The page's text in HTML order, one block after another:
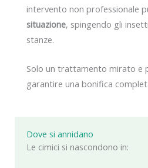
Dove si annidano
Le cimici si nascondono in:
intervento non professionale
situazione, spingendo gli
stanze.
Solo un trattamento mirato e
garantire una bonifica